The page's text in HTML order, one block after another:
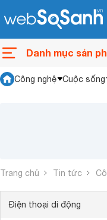
Danh mục sản
Công nghệ Cuộc sống
Trang chủ Tin tức
Điện thoại di động